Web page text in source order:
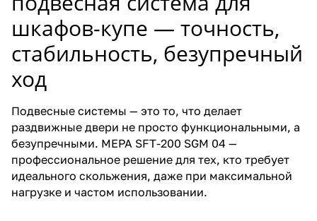
шкафов-купе — точность,
стабильность, безупречный
ход
Подвесные системы — это то, что делает
раздвижные двери не просто функциональными, а
безупречными. MEPA SFT-200 SGM 04 —
профессиональное решение для тех, кто требует
идеального скольжения, даже при максимальной
нагрузке и частом использовании.